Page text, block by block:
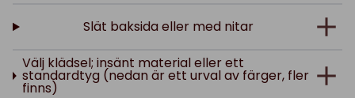
Slät baksida eller med nitar
Välj klädsel; insänt material eller ett
standardtyg (nedan är ett urval av färger, fler
finns)